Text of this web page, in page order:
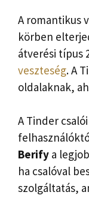
A romantikus
körben
átverési típus
veszteség. A
oldalaknak,
A Tinder
Berify a
ha csalóval
szolgáltatás,